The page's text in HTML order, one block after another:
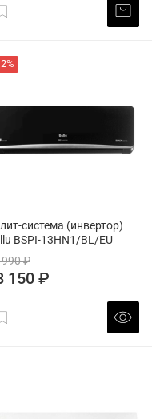
система (инвертор)
BSPI-13HN1/BL/EU
₽
150 ₽